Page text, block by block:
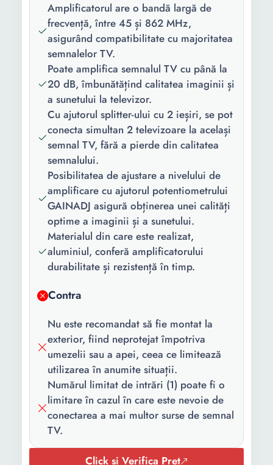
Amplificatorul are o bandă largă de
frecvență, între 45 și 862 MHz,
asigurând compatibilitate cu majoritatea
semnalelor TV.
Poate amplifica semnalul TV cu până la
20 dB, îmbunătățind calitatea imaginii și
a sunetului la televizor.
Cu ajutorul splitter-ului cu 2 ieșiri, se pot
conecta simultan 2 televizoare la același
semnal TV, fără a pierde din calitatea
semnalului.
Posibilitatea de ajustare a nivelului de
amplificare cu ajutorul potentiometrului
GAINADJ asigură obținerea unei calități
optime a imaginii și a sunetului.
Materialul din care este realizat,
aluminiul, conferă amplificatorului
durabilitate și rezistență în timp.
Contra
Nu este recomandat să fie montat la
exterior, fiind neprotejat împotriva
umezelii sau a apei, ceea ce limitează
utilizarea în anumite situații.
Numărul limitat de intrări (1) poate fi o
limitare în cazul în care este nevoie de
conectarea a mai multor surse de semnal
TV.
Click si Verifica Pret